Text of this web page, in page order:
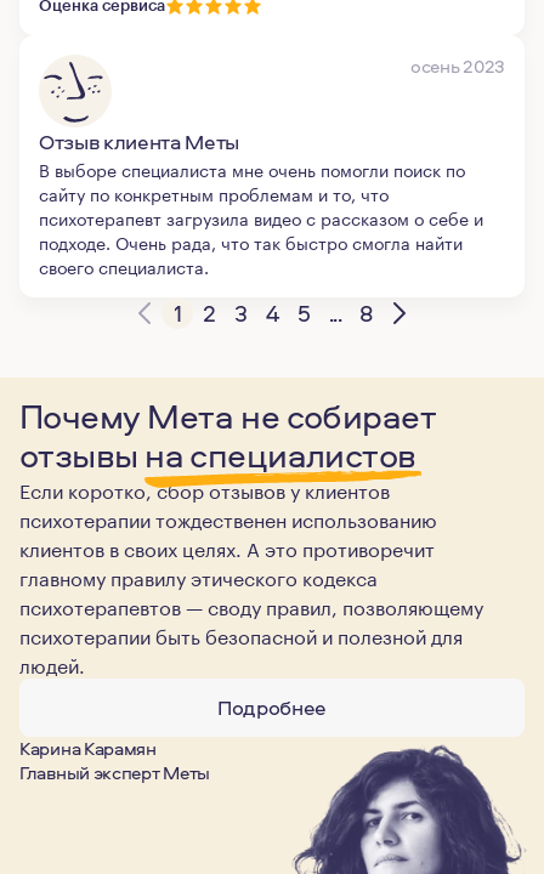
Оценка сервиса
осень 2023
Отзыв клиента Меты
В выборе специалиста мне очень помогли поиск по
сайту по конкретным проблемам и то, что
психотерапевт загрузила видео с рассказом о себе и
подходе. Очень рада, что так быстро смогла найти
своего специалиста.
1 2 3 4 5 ... 8
Почему Мета не собирает
отзывы на специалистов
Если коротко, сбор отзывов у клиентов
психотерапии тождественен использованию
клиентов в своих целях. А это противоречит
главному правилу этического кодекса
психотерапевтов — своду правил, позволяющему
психотерапии быть безопасной и полезной для
людей.
Подробнее
Карина Карамян
Главный эксперт Меты